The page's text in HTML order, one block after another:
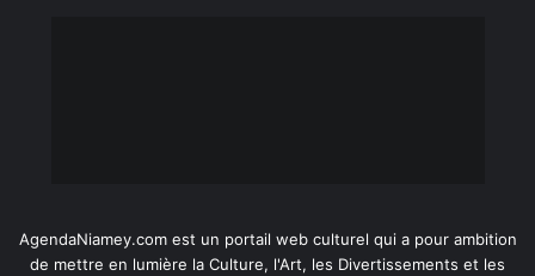
AgendaNiamey.com est un portail web culturel qui a pour ambition
de mettre en lumière la Culture, l'Art, les Divertissements et les